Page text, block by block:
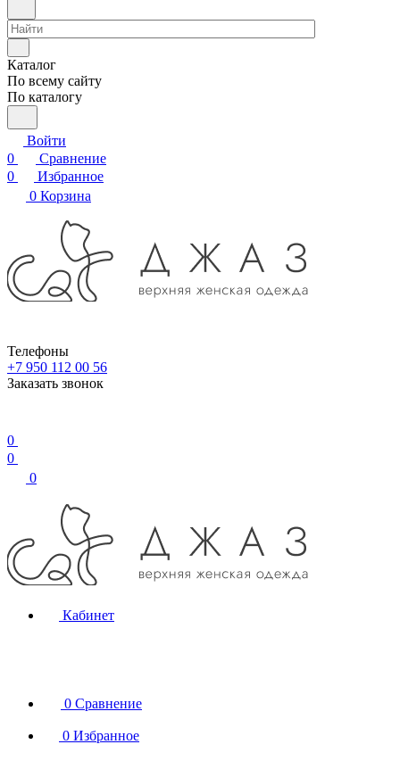
Каталог
По всему сайту
По каталогу
Войти
0
Сравнение
0
Избранное
0 Корзина
Телефоны
+7 950 112 00 56
Заказать звонок
0
0
0
Кабинет
0 Сравнение
0 Избранное